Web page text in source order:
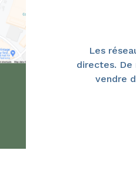
Les
directes.
vendre